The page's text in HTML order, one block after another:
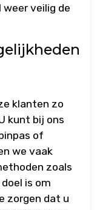
veilig de
klanten zo
kunt bij ons
of
we vaak
zoals
is om
zorgen dat u